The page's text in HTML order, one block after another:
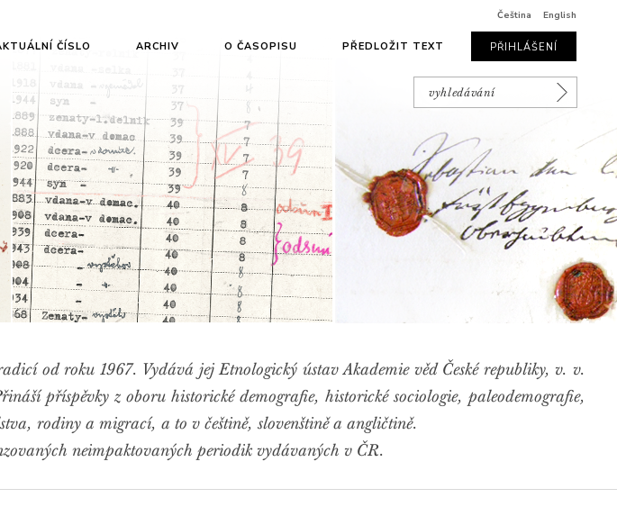
Čeština English
ČÍSLO ARCHIV O ČASOPISU PŘEDLOŽIT TEXT PŘIHLÁŠENÍ
od roku 1967. Vydává jej Etnologický ústav Akademie věd České republiky, v. v.
příspěvky z oboru historické demografie, historické sociologie, paleodemografie,
rodiny a migrací, a to v češtině, slovenštině a angličtině.
neimpaktovaných periodik vydávaných v ČR.